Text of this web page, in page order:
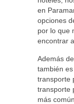
en
opciones
por lo que
encontrar
Además
también
transporte
transporte
más